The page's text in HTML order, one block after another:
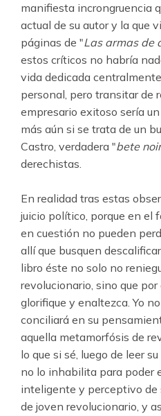
manifiesta incrongruencia
actual de su autor y la que
páginas de "Las armas de
estos críticos no habría
vida dedicada
personal, pero transitar de
empresario exitoso sería
más aún si se trata de un
Castro, verdadera "bete noir
derechistas.
En realidad tras estas
juicio político, porque en el
en cuestión no pueden
allí que busquen
libro éste no solo no
revolucionario, sino que
glorifique y enaltezca. Yo
conciliará en su
aquella metamorfósis de
lo que si sé, luego de leer
no lo inhabilita para poder
inteligente y perceptivo de
de joven revolucionario, y